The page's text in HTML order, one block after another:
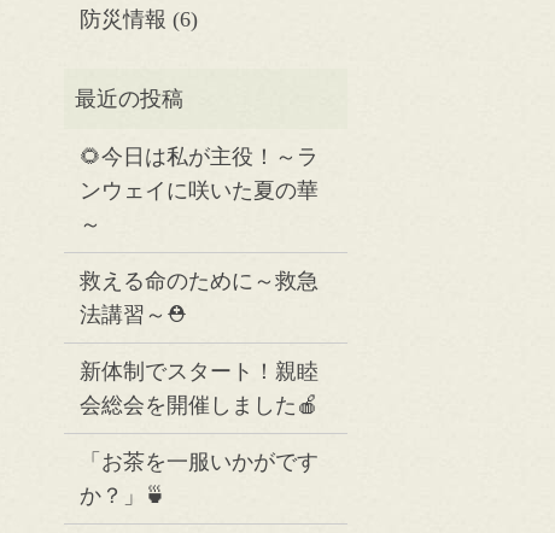
防災情報 (6)
🌻今日は私が主役！～ラ
ンウェイに咲いた夏の華
～
救える命のために～救急
法講習～⛑️
新体制でスタート！親睦
会総会を開催しました🍎
「お茶を一服いかがです
か？」🍵